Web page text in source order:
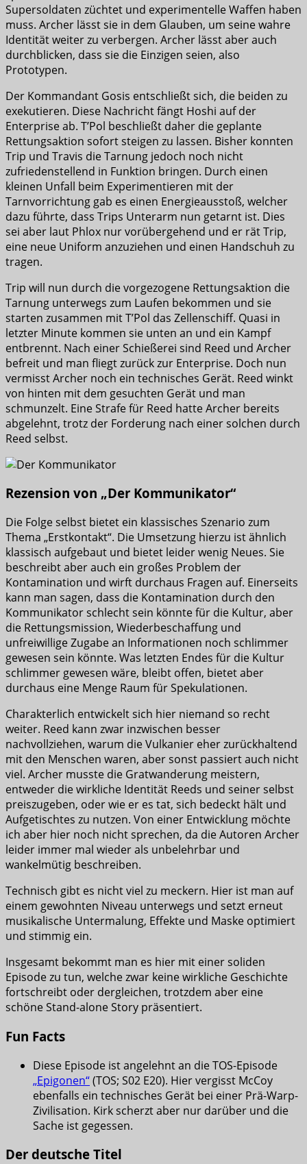
Supersoldaten züchtet und experimentelle Waffen haben
muss. Archer lässt sie in dem Glauben, um seine wahre
Identität weiter zu verbergen. Archer lässt aber auch
durchblicken, dass sie die Einzigen seien, also
Prototypen.
Der Kommandant Gosis entschließt sich, die beiden zu
exekutieren. Diese Nachricht fängt Hoshi auf der
Enterprise ab. T’Pol beschließt daher die geplante
Rettungsaktion sofort steigen zu lassen. Bisher konnten
Trip und Travis die Tarnung jedoch noch nicht
zufriedenstellend in Funktion bringen. Durch einen
kleinen Unfall beim Experimentieren mit der
Tarnvorrichtung gab es einen Energieausstoß, welcher
dazu führte, dass Trips Unterarm nun getarnt ist. Dies
sei aber laut Phlox nur vorübergehend und er rät Trip,
eine neue Uniform anzuziehen und einen Handschuh zu
tragen.
Trip will nun durch die vorgezogene Rettungsaktion die
Tarnung unterwegs zum Laufen bekommen und sie
starten zusammen mit T’Pol das Zellenschiff. Quasi in
letzter Minute kommen sie unten an und ein Kampf
entbrennt. Nach einer Schießerei sind Reed und Archer
befreit und man fliegt zurück zur Enterprise. Doch nun
vermisst Archer noch ein technisches Gerät. Reed winkt
von hinten mit dem gesuchten Gerät und man
schmunzelt. Eine Strafe für Reed hatte Archer bereits
abgelehnt, trotz der Forderung nach einer solchen durch
Reed selbst.
Rezension von „Der Kommunikator“
Die Folge selbst bietet ein klassisches Szenario zum
Thema „Erstkontakt“. Die Umsetzung hierzu ist ähnlich
klassisch aufgebaut und bietet leider wenig Neues. Sie
beschreibt aber auch ein großes Problem der
Kontamination und wirft durchaus Fragen auf. Einerseits
kann man sagen, dass die Kontamination durch den
Kommunikator schlecht sein könnte für die Kultur, aber
die Rettungsmission, Wiederbeschaffung und
unfreiwillige Zugabe an Informationen noch schlimmer
gewesen sein könnte. Was letzten Endes für die Kultur
schlimmer gewesen wäre, bleibt offen, bietet aber
durchaus eine Menge Raum für Spekulationen.
Charakterlich entwickelt sich hier niemand so recht
weiter. Reed kann zwar inzwischen besser
nachvollziehen, warum die Vulkanier eher zurückhaltend
mit den Menschen waren, aber sonst passiert auch nicht
viel. Archer musste die Gratwanderung meistern,
entweder die wirkliche Identität Reeds und seiner selbst
preiszugeben, oder wie er es tat, sich bedeckt hält und
Aufgetischtes zu nutzen. Von einer Entwicklung möchte
ich aber hier noch nicht sprechen, da die Autoren Archer
leider immer mal wieder als unbelehrbar und
wankelmütig beschreiben.
Technisch gibt es nicht viel zu meckern. Hier ist man auf
einem gewohnten Niveau unterwegs und setzt erneut
musikalische Untermalung, Effekte und Maske optimiert
und stimmig ein.
Insgesamt bekommt man es hier mit einer soliden
Episode zu tun, welche zwar keine wirkliche Geschichte
fortschreibt oder dergleichen, trotzdem aber eine
schöne Stand-alone Story präsentiert.
Fun Facts
Diese Episode ist angelehnt an die TOS-Episode
„Epigonen“(TOS; S02 E20). Hier vergisst McCoy
ebenfalls ein technisches Gerät bei einer Prä-Warp-
Zivilisation. Kirk scherzt aber nur darüber und die
Sache ist gegessen.
Der deutsche Titel